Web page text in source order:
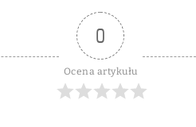
0
Ocena artykułu